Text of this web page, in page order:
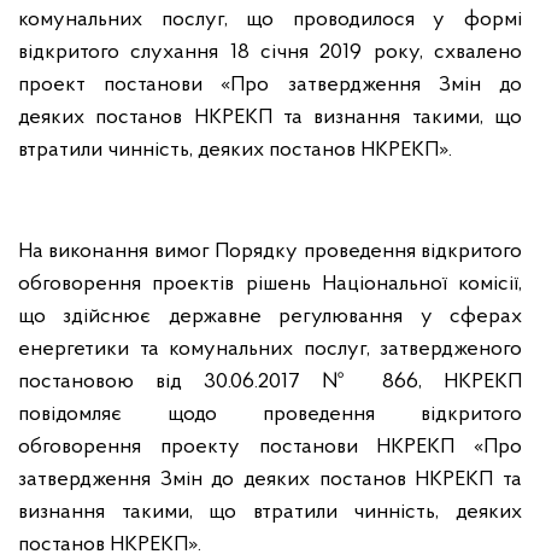
комунальних послуг, що проводилося у формі
відкритого слухання 18 січня 2019 року, схвалено
проект постанови «Про затвердження Змін до
деяких постанов НКРЕКП та визнання такими, що
втратили чинність, деяких постанов НКРЕКП».
На виконання вимог Порядку проведення відкритого
обговорення проектів рішень Національної комісії,
що здійснює державне регулювання у сферах
енергетики та комунальних послуг, затвердженого
постановою від 30.06.2017 № 866, НКРЕКП
повідомляє щодо проведення відкритого
обговорення проекту постанови НКРЕКП «Про
затвердження Змін до деяких постанов НКРЕКП та
визнання такими, що втратили чинність, деяких
постанов НКРЕКП».